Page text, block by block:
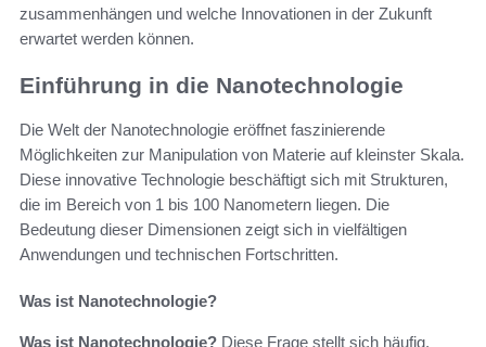
zusammenhängen und welche Innovationen in der Zukunft
erwartet werden können.
Einführung in die Nanotechnologie
Die Welt der Nanotechnologie eröffnet faszinierende
Möglichkeiten zur Manipulation von Materie auf kleinster Skala.
Diese innovative Technologie beschäftigt sich mit Strukturen,
die im Bereich von 1 bis 100 Nanometern liegen. Die
Bedeutung dieser Dimensionen zeigt sich in vielfältigen
Anwendungen und technischen Fortschritten.
Was ist Nanotechnologie?
Was ist Nanotechnologie? Diese Frage stellt sich häufig,